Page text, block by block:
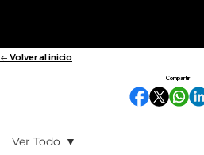
Ver Todo
← Volver al inicio
Compartir